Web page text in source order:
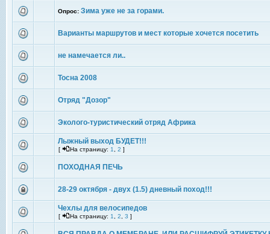
Опрос: Зима уже не за горами.
Варианты маршрутов и мест которые хочется посетить
не намечается ли..
Тосна 2008
Отряд "Дозор"
Эколого-туристический отряд Африка
Лыжный выход БУДЕТ!!!
[ На страницу: 1 2 ]
ПОХОДНАЯ ПЕЧЬ
28-29 октября - двух (1.5) дневный поход!!!
Чехлы для велосипедов
[ На страницу: 1 2 3 ]